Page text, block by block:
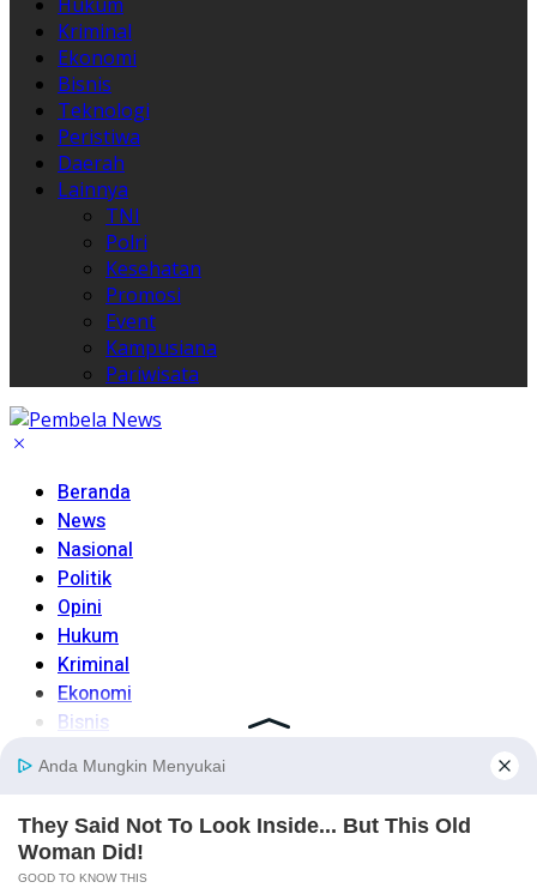
Kriminal
Ekonomi
Bisnis
Teknologi
Peristiwa
Daerah
Lainnya
TNI
Polri
Kesehatan
Promosi
Event
Kampusiana
Pariwisata
Beranda
News
Nasional
Politik
Opini
Hukum
Kriminal
Ekonomi
Bisnis
Peristiwa
Lainnya
TNI